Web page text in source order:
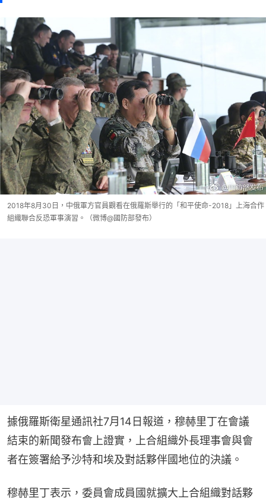
2018年8月30日，中俄軍方官員觀看在俄羅斯舉行的「和平使命-2018」上海合作
組織聯合反恐軍事演習。（微博@國防部發布）
據俄羅斯衛星通訊社7月14日報道，穆赫里丁在會議
結束的新聞發布會上證實，上合組織外長理事會與會
者在簽署給予沙特和埃及對話夥伴國地位的決議。
穆赫里丁表示，委員會成員國就擴大上合組織對話夥